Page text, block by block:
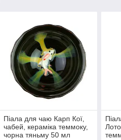
Піала для чаю Карп Кої,
чабей, кераміка теммоку,
чорна тяньму 50 мл